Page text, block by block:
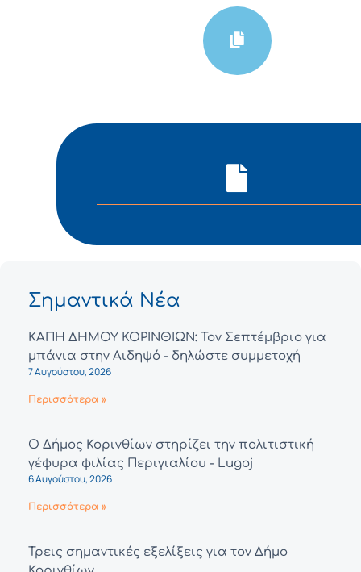
Σημαντικά Νέα
ΚΑΠΗ ΔΗΜΟΥ ΚΟΡΙΝΘΙΩΝ: Τον Σεπτέμβριο για
μπάνια στην Αιδηψό - δηλώστε συμμετοχή
7 Αυγούστου, 2026
Περισσότερα »
Ο Δήμος Κορινθίων στηρίζει την πολιτιστική
γέφυρα φιλίας Περιγιαλίου - Lugoj
6 Αυγούστου, 2026
Περισσότερα »
Τρεις σημαντικές εξελίξεις για τον Δήμο